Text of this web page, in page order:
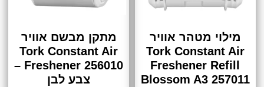
מילוי מטהר אוויר
Tork Constant Air
Freshener Refill
Blossom A3 257011
מתקן מבשם אוויר
Tork Constant Air
Freshener 256010 –
צבע לבן